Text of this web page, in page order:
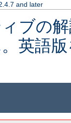
and later
ブの
英語